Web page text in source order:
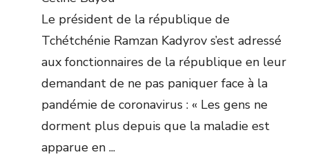
Le président de la république de
Tchétchénie Ramzan Kadyrov s’est adressé
aux fonctionnaires de la république en leur
demandant de ne pas paniquer face à la
pandémie de coronavirus : « Les gens ne
dorment plus depuis que la maladie est
apparue en ...